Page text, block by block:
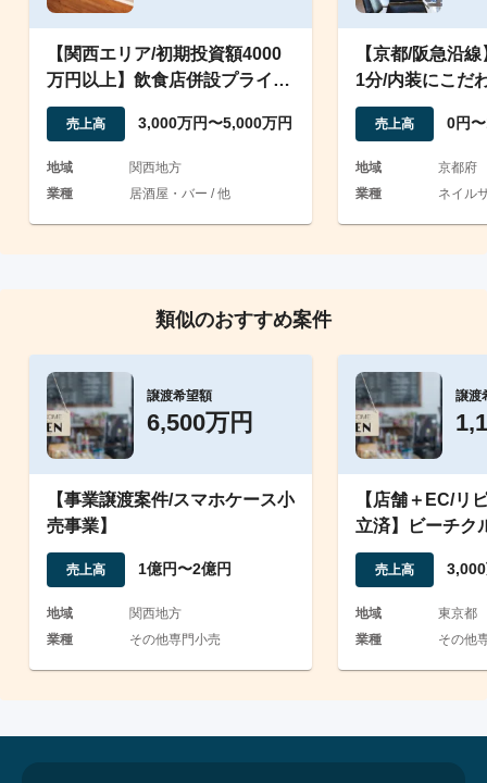
【関西エリア/初期投資額4000
万円以上】飲食店併設プライベ
ートサウナの事業譲渡
売上高 3,000万円〜5,000万円
地域
関西地方
業種
居酒屋・バー / 他
【京都/阪急沿
1分/内装にこだ
ロン/アイラッシ
売上高 0円
地域
京都府
業種
ネイル
類似のおすすめ案件
譲渡希望額
6,500万円
【事業譲渡案件/スマホケース小
売事業】
売上高 1億円〜2億円
地域
関西地方
業種
その他専門小売
譲渡
【店舗＋EC/リ
立済】ビーチク
修理・カスタム
売上高
地域
東京都
業種
その他